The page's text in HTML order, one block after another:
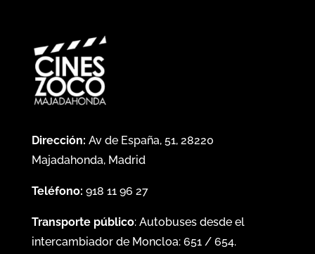
Dirección: Av de España, 51, 28220
Majadahonda, Madrid
Teléfono: 918 11 96 27
Transporte público: Autobuses desde el
intercambiador de Moncloa: 651/ 654.